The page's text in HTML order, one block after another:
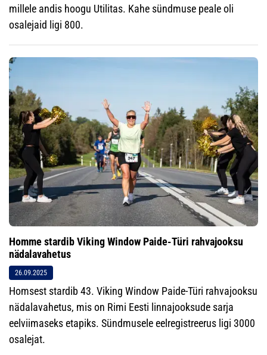
millele andis hoogu Utilitas. Kahe sündmuse peale oli
osalejaid ligi 800.
Homme stardib Viking Window Paide-Türi rahvajooksu
nädalavahetus
26.09.2025
Homsest stardib 43. Viking Window Paide-Türi rahvajooksu
nädalavahetus, mis on Rimi Eesti linnajooksude sarja
eelviimaseks etapiks. Sündmusele eelregistreerus ligi 3000
osalejat.